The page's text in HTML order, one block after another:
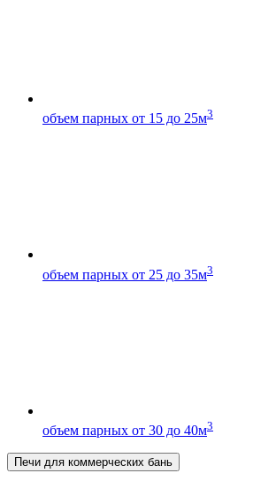
объем парных от 15 до 25м3
объем парных от 25 до 35м3
объем парных от 30 до 40м3
Печи для коммерческих бань